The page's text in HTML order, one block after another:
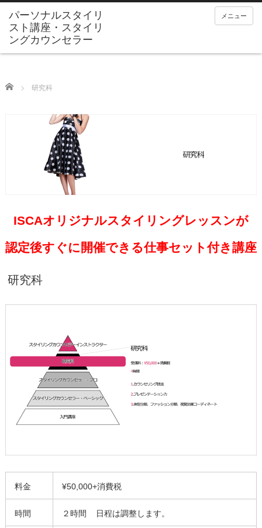
メニュー
Home 研究科
ISCAオリジナルスタイリングレッスンが
認定後すぐに開催できる仕事セット付き講座
研究科
料金 ¥50,000+消費税
時間 ２時間 日程は調整します。